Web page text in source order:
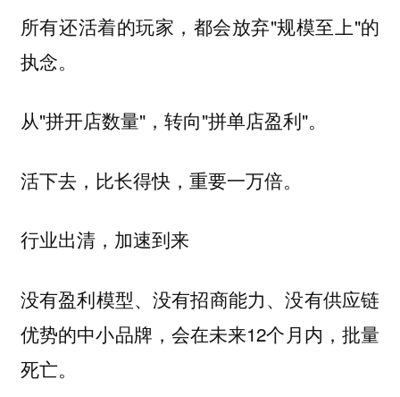
所有还活着的玩家，都会放弃"规模至上"的
执念。
从"拼开店数量"，转向"拼单店盈利"。
活下去，比长得快，重要一万倍。
行业出清，加速到来
没有盈利模型、没有招商能力、没有供应链
优势的中小品牌，会在未来12个月内，批量
死亡。